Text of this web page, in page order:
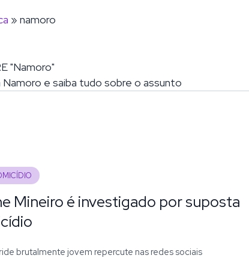
» namoro
"Namoro"
e saiba tudo sobre o assunto
Mineiro é investigado por suposta
brutalmente jovem repercute nas redes sociais